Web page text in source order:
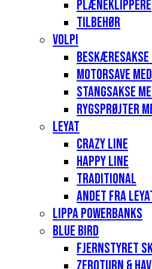
Plæneklippere
Tilbehør
Volpi
Motorsave
Stangsakse
Rygsprøjter
Leyat
Crazy Line
Happy Line
Traditional
Andet fra
Lippa Powerbanks
Blue Bird
Fjernstyret